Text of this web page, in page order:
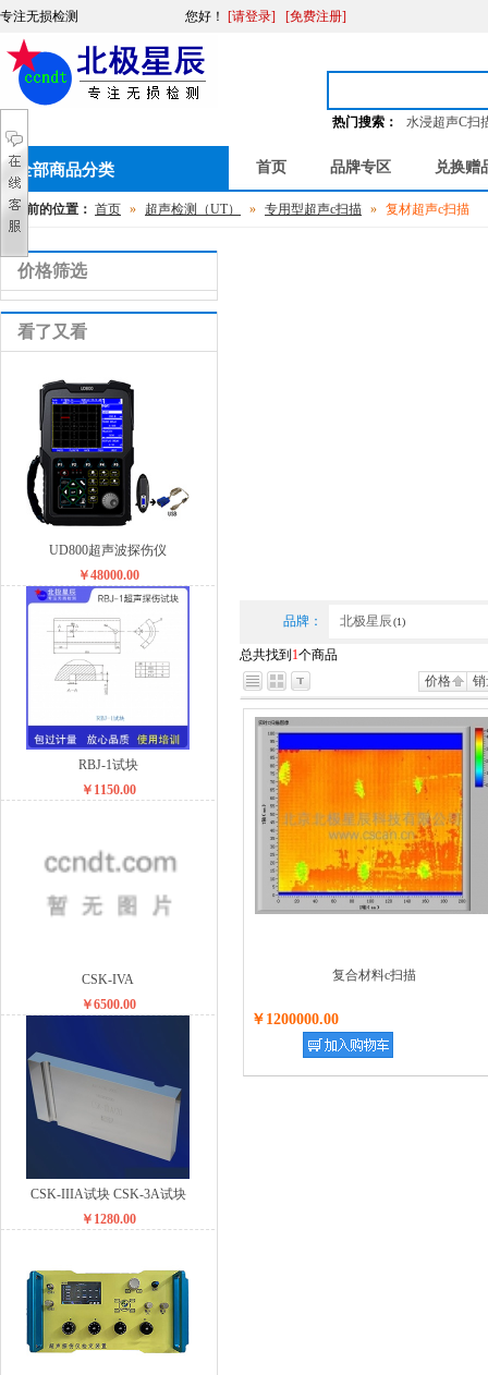
专注无损检测 您好 ！ [请登录] [免费注册]
热门搜索： 水浸超声C扫
全部商品分类 首页 品牌专区 兑换赠
您当前的位置： 首页 » 超声检测（UT） » 专用型超声c扫描 » 复材超声c扫描
品牌： 北极星辰(1)
总共找到 1个商品
价格
复合材料c扫描
￥1200000.00
价格筛选
看了又看
UD800超声波探伤仪
￥48000.00
RBJ-1试块
￥1150.00
CSK-IVA
￥6500.00
CSK-IIIA试块 CSK-3A试块
￥1280.00